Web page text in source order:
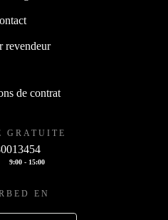
revendeur
de contrat
GRATUITE
9:00 - 15:00
EN